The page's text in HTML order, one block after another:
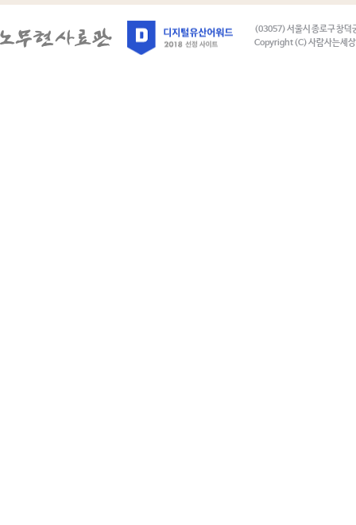
(03057) 서울시 종로구 창덕
Copyright (C) 사람사는세